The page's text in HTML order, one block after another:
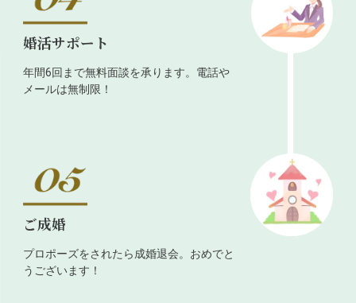
婚活サポート
年間6回まで無料面談を承ります。電話や
メールは無制限！
ご成婚
プロポーズをされたら成婚退会。おめでと
うございます！